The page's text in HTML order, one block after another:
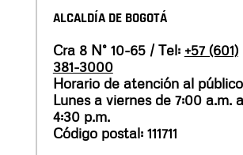
ALCALDÍA DE BOGOTÁ
Cra 8 N° 10-65 / Tel: +57 (601)
381-3000
Horario de atención al
Lunes a viernes de 7:00 a.m. a
4:30 p.m.
Código postal: 111711